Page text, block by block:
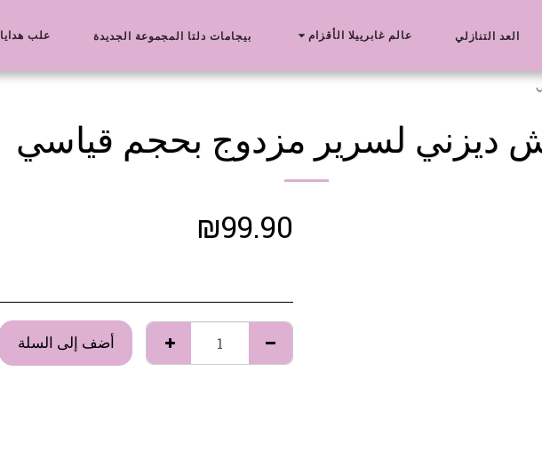
العد التنازلي عالم غابرييلا الأقزام بيجامات دلتا المجموعة الجديدة علب هدايا
ديزني لسرير مزدوج بحجم قياسي
₪99.90
أضف إلى السلة